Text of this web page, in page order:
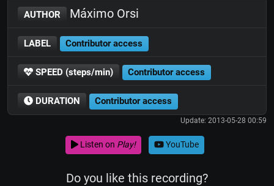
AUTHOR Máximo Orsi
LABEL Contributor access
SPEED (steps/min) Contributor access
DURATION Contributor access
Update: 2013-05-28 00:59
Listen on Play! YouTube
Do you like this recording?